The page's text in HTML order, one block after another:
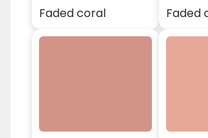
Faded coral
Faded